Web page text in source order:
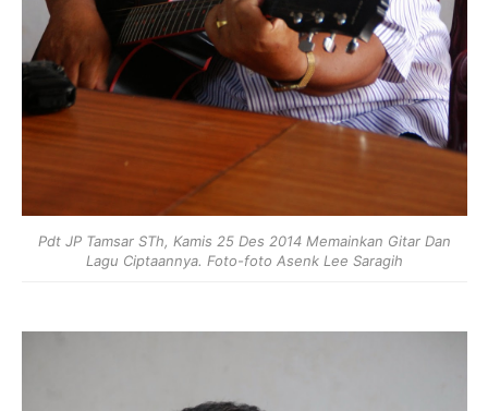
Pdt JP Tamsar STh, Kamis 25 Des 2014 Memainkan Gitar Dan
Lagu Ciptaannya. Foto-foto Asenk Lee Saragih